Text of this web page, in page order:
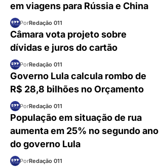
em viagens para Rússia e China
PorRedação 011
Câmara vota projeto sobre
dívidas e juros do cartão
PorRedação 011
Governo Lula calcula rombo de
R$ 28,8 bilhões no Orçamento
PorRedação 011
População em situação de rua
aumenta em 25% no segundo ano
do governo Lula
PorRedação 011